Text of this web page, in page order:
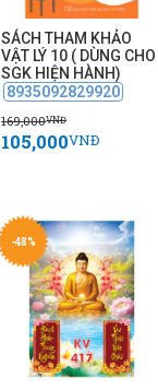
SÁCH THAM KHẢO
VẬT LÝ 10 ( DÙNG CHO
SGK HIỆN HÀNH)
8935092829920
169,000VNĐ
105,000VNĐ
-48%